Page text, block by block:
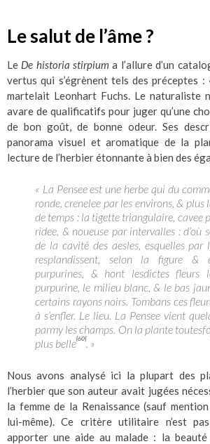
Le salut de l’âme ?
Le De historia stirpium a l’allure d’un
vertus qui s’égrènent tels des préceptes
martelait Leonhart Fuchs. Le naturaliste
avare de qualificatifs pour juger qu’une
de bon goût, de bonne odeur. Ses
panorama visuel et aromatique de la
lecture de l’herbier étonnante à bien des
« La Pensee est une herbe qui du
ronde, crenelee par les environs, & plus
de temps : la tigette triangulaire, cavee
ridee, & noueuse par intervalles : d’où
de la cavité des aesles, esquelles par
resplandissent, selon la figure &
purpurines, & hont lesdictes fleurs
purpurine, le milieu blanc, & le bas
certains rayons noirs. Tombans ces
à s’enfler. Le lieu. La Pensee vient
parmy les champs. On la plante
plus belle[60] . »
Nous avons analysé ici la plupart des
l’herbier que son auteur avait jugées
la femme de la Renaissance (sauf
lui-même). Ce critère utilitaire n’est
apporter une aide au malade : la